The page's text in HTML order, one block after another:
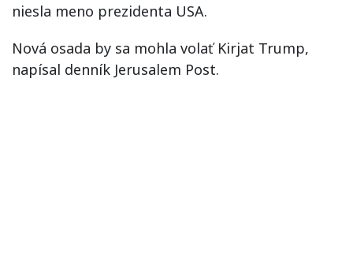
niesla meno prezidenta USA.
Nová osada by sa mohla volať Kirjat Trump,
napísal denník Jerusalem Post.